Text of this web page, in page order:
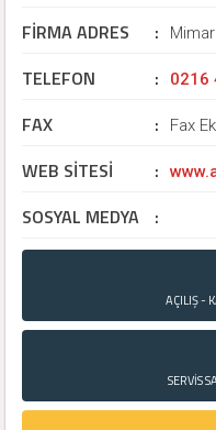
FİRMA ADRES :
TELEFON : 0216
FAX : Fax
WEB SİTESİ :
SOSYAL MEDYA :
AÇILIŞ -
SERVİS